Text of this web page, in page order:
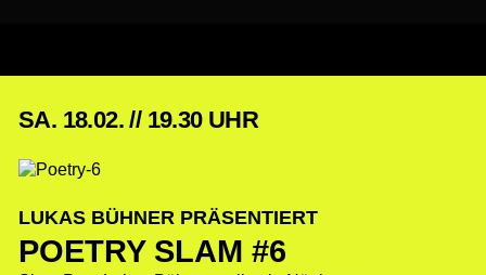
SA. 18.02. // 19.30 UHR
LUKAS BÜHNER PRÄSENTIERT
POETRY SLAM #6